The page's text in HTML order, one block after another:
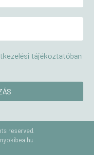
tájékoztatóban
reserved.